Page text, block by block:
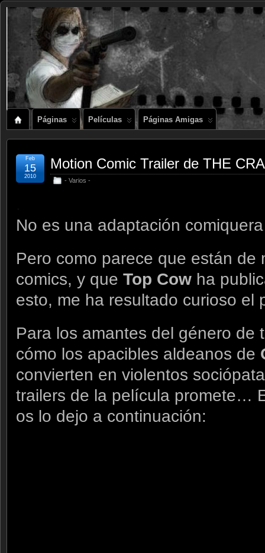
Páginas Películas Páginas Amigas
Motion Comic Trailer de THE
- Varios -
Feb
15
2010
No es una adaptación
Pero como parece que están de
comics, y que Top Cow ha
esto, me ha resultado curioso el
Para los amantes del género de
cómo los apacibles aldeanos de
convierten en violentos
trailers de la película promete…
os lo dejo a continuación: